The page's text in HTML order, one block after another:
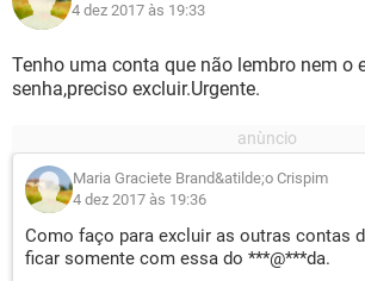
4 dez 2017 às 19:33
Tenho uma conta que não lembro nem o
senha,preciso excluir.Urgente.
Maria Graciete Brand&atilde;o Crispim
4 dez 2017 às 19:36
Como faço para excluir as outras contas
ficar somente com essa do ***@***da.